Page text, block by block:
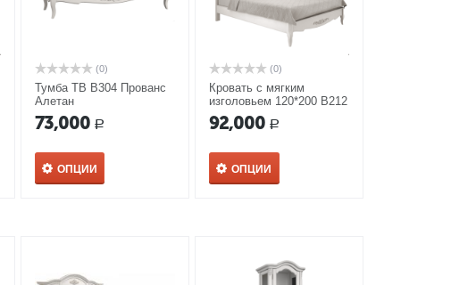
(0)
Тумба ТВ В304 Прованс
Алетан
73,000 Р
ОПЦИИ
(0)
Кровать с мягким
изголовьем 120*200 В212
Прованс Алетан
92,000 Р
ОПЦИИ